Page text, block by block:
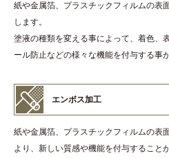
紙や金属箔、プラスチックフィルムの表
します。
塗液の種類を変える事によって、着色、
ール防止などの様々な機能を付与する事
エンボス加工
紙や金属箔、プラスチックフィルムの表
より、新しい質感や機能を付与すること